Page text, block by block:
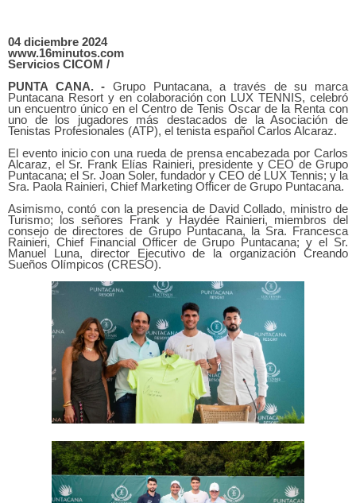
04 diciembre 2024
www.16minutos.com
Servicios CICOM /
PUNTA CANA. - Grupo Puntacana, a través de su marca
Puntacana Resort y en colaboración con LUX TENNIS, celebró
un encuentro único en el Centro de Tenis Oscar de la Renta con
uno de los jugadores más destacados de la Asociación de
Tenistas Profesionales (ATP), el tenista español Carlos Alcaraz.
El evento inicio con una rueda de prensa encabezada por Carlos
Alcaraz, el Sr. Frank Elías Rainieri, presidente y CEO de Grupo
Puntacana; el Sr. Joan Soler, fundador y CEO de LUX Tennis; y la
Sra. Paola Rainieri, Chief Marketing Officer de Grupo Puntacana.
Asimismo, contó con la presencia de David Collado, ministro de
Turismo; los señores Frank y Haydée Rainieri, miembros del
consejo de directores de Grupo Puntacana, la Sra. Francesca
Rainieri, Chief Financial Officer de Grupo Puntacana; y el Sr.
Manuel Luna, director Ejecutivo de la organización Creando
Sueños Olímpicos (CRESO).